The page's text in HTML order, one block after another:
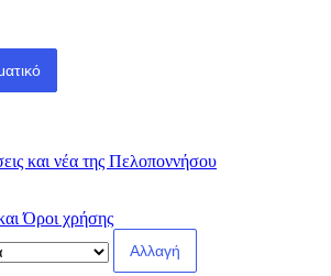
και νέα της Πελοποννήσου
Όροι χρήσης